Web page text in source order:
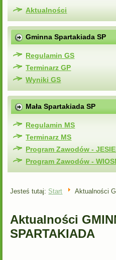
Aktualności
Gminna Spartakiada SP
Regulamin GS
Terminarz GP
Wyniki GS
Mała Spartakiada SP
Regulamin MS
Terminarz MS
Program Zawodów -
Program Zawodów -
Jesteś tutaj: Start Aktualności
Aktualności
SPARTAKIADA